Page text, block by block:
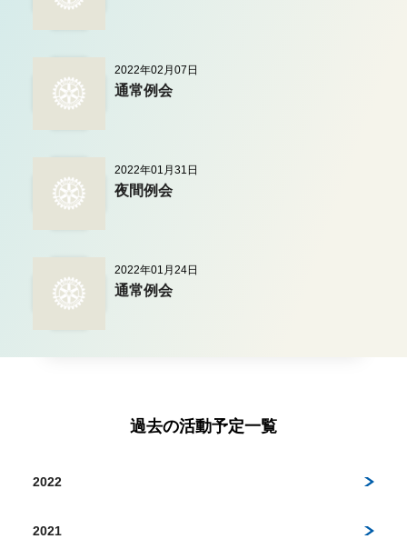
2022年02月07日
通常例会
2022年01月31日
夜間例会
2022年01月24日
通常例会
過去の活動予定一覧
2022
2021